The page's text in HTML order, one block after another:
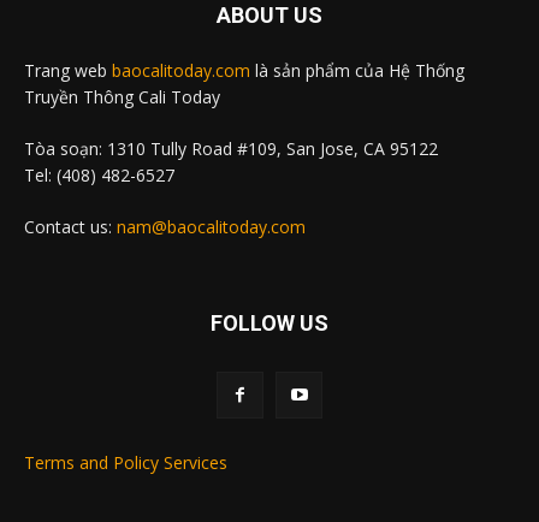
ABOUT US
Trang web baocalitoday.com là sản phẩm của Hệ Thống
Truyền Thông Cali Today
Tòa soạn: 1310 Tully Road #109, San Jose, CA 95122
Tel: (408) 482-6527
Contact us: nam@baocalitoday.com
FOLLOW US
Terms and Policy Services